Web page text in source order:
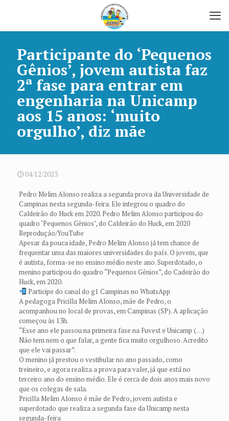
Participante do ‘Pequenos
Gênios’, jovem autista faz
2ª fase para entrar em
engenharia na Unicamp
aos 15 anos: ‘muito
orgulho’, diz mãe
04/12/2023
Pedro Melim Alonso realiza a segunda prova da Universidade de
Campinas nesta segunda-feira. Ele integrou o quadro do
Caldeirão do Huck em 2020. Pedro Melim Alonso participou do
quadro ‘Pequenos Gênios’, do Caldeirão do Huck, em 2020
Reprodução/YouTube
Apesar da pouca idade, Pedro Melim Alonso já tem chance de
frequentar uma das maiores universidades do país. O jovem, que
é autista, forma-se no ensino médio neste ano. Superdotado, o
menino participou do quadro “Pequenos Gênios”, do Cadeirão do
Huck, em 2020.
Participe do canal do g1 Campinas no WhatsApp
A pedagoga Pricilla Melim Alonso, mãe de Pedro, o
acompanhou no local de provas, em Campinas (SP). A aplicação
começou às 13h.
“Esse ano ele passou na primeira fase na Fuvest e Unicamp (…)
Não tem nem o que falar, a gente fica muito orgulhoso. Acredito
que ele vai passar”.
O menino já prestou o vestibular no ano passado, como
treineiro, e agora realiza a prova para valer, já que está no
terceiro ano do ensino médio. Ele é cerca de dois anos mais novo
que os colegas de sala.
Pricilla Melim Alonso é mãe de Pedro, jovem autista e
superdotado que realiza a segunda fase da Unicamp nesta
segunda-feira